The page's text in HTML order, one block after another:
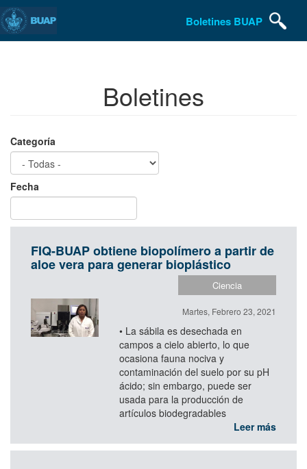
Pasar
al
contenido
Boletines BUAP
Boletines
Categoría
Fecha
Date
Fecha
FIQ-BUAP obtiene biopolímero a partir de
aloe vera para generar bioplástico
Ciencia
Martes, Febrero 23, 2021
• La sábila es desechada en
campos a cielo abierto, lo que
ocasiona fauna nociva y
contaminación del suelo por su pH
ácido; sin embargo, puede ser
usada para la producción de
artículos biodegradables
Leer más